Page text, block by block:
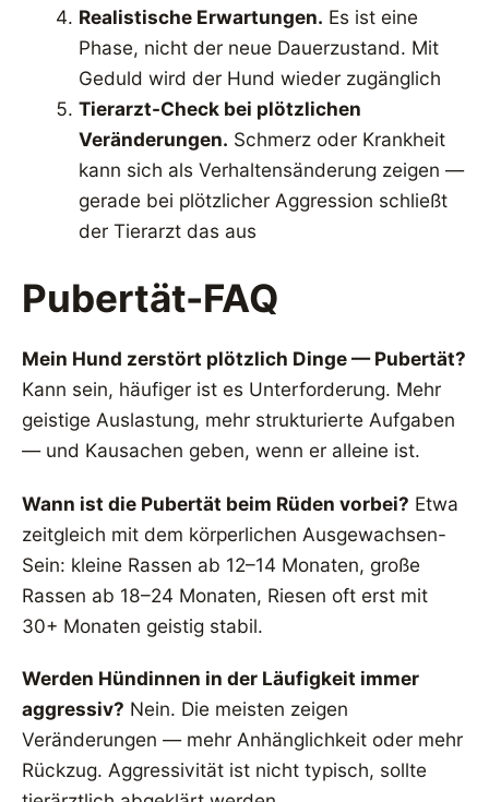
Realistische Erwartungen. Es ist eine
Phase, nicht der neue Dauerzustand. Mit
Geduld wird der Hund wieder zugänglich
Tierarzt-Check bei plötzlichen
Veränderungen. Schmerz oder Krankheit
kann sich als Verhaltensänderung zeigen —
gerade bei plötzlicher Aggression schließt
der Tierarzt das aus
Pubertät-FAQ
Mein Hund zerstört plötzlich Dinge — Pubertät?
Kann sein, häufiger ist es Unterforderung. Mehr
geistige Auslastung, mehr strukturierte Aufgaben
— und Kausachen geben, wenn er alleine ist.
Wann ist die Pubertät beim Rüden vorbei? Etwa
zeitgleich mit dem körperlichen Ausgewachsen-
Sein: kleine Rassen ab 12–14 Monaten, große
Rassen ab 18–24 Monaten, Riesen oft erst mit
30+ Monaten geistig stabil.
Werden Hündinnen in der Läufigkeit immer
aggressiv? Nein. Die meisten zeigen
Veränderungen — mehr Anhänglichkeit oder mehr
Rückzug. Aggressivität ist nicht typisch, sollte